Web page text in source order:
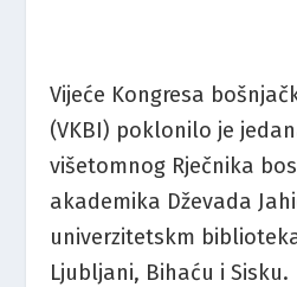
Vijeće Kongresa
(VKBI) poklonilo je
višetomnog Rječnika
akademika Dževada
univerzitetskm
Ljubljani, Bihaću i Sisku.